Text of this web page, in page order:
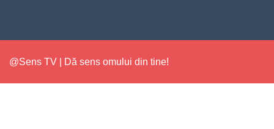
@Sens TV | Dă sens omului din tine!